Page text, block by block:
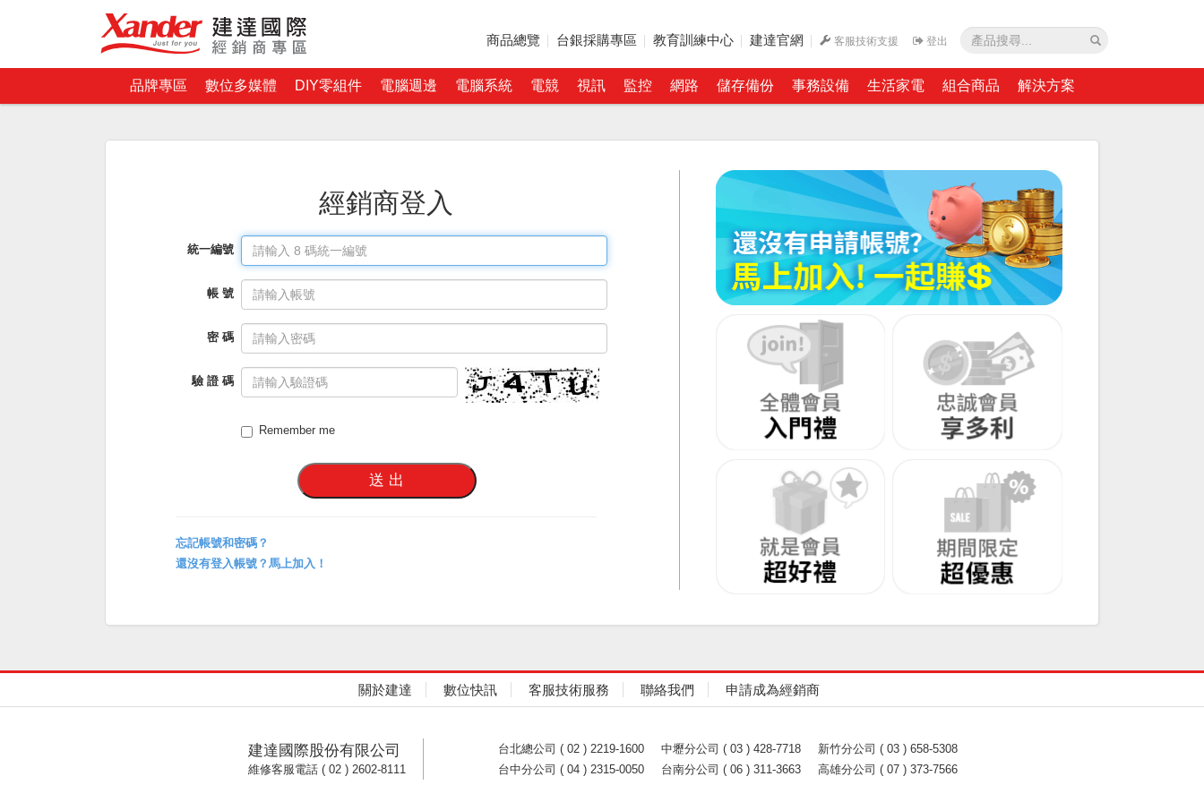
商品總覽 台銀採購專區 教育訓練中心 建達官網 客服技術支援 登出
品牌專區 數位多媒體 DIY零組件 電腦週邊 電腦系統 電競 視訊 監控 網路 儲存備份 事務設備 生活家電 組合商品 解決方案
經銷商登入
統一編號
帳 號
密 碼
驗 證 碼
Remember me
忘記帳號和密碼？
還沒有登入帳號？馬上加入！
關於建達 數位快訊 客服技術服務 聯絡我們 申請成為經銷商
建達國際股份有限公司
維修客服電話 ( 02 ) 2602-8111
台北總公司 ( 02 ) 2219-1600 中壢分公司 ( 03 ) 428-7718
新竹分公司 ( 03 ) 658-5308
台中分公司 ( 04 ) 2315-0050
台南分公司 ( 06 ) 311-3663 高雄分公司 ( 07 ) 373-7566